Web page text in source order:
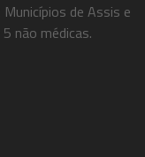
de Assis e
não médicas.